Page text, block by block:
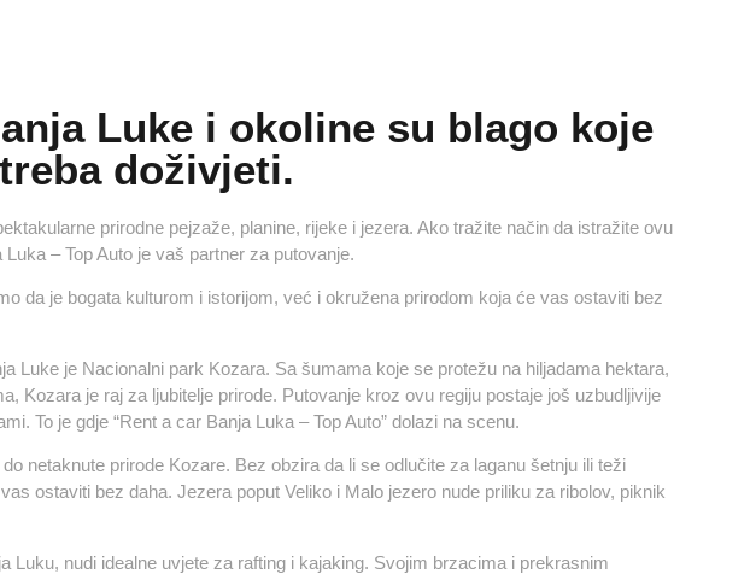
Luke i okoline su blago koje
treba doživjeti.
prirodne pejzaže, planine, rijeke i jezera. Ako tražite način da istražite ovu
– Top Auto je vaš partner za putovanje.
da je bogata kulturom i istorijom, već i okružena prirodom koja će vas ostaviti bez
Luke je Nacionalni park Kozara. Sa šumama koje se protežu na hiljadama hektara,
Kozara je raj za ljubitelje prirode. Putovanje kroz ovu regiju postaje još uzbudljivije
To je gdje “Rent a car Banja Luka – Top Auto” dolazi na scenu.
netaknute prirode Kozare. Bez obzira da li se odlučite za laganu šetnju ili teži
ostaviti bez daha. Jezera poput Veliko i Malo jezero nude priliku za ribolov, piknik
Luku, nudi idealne uvjete za rafting i kajaking. Svojim brzacima i prekrasnim